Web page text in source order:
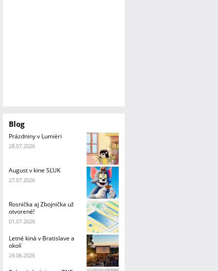
Blog
Prázdniny v Lumièri
28.07.2026
August v kine SĽUK
27.07.2026
Rosnička aj Zbojnička už
otvorené!
01.07.2026
Letné kiná v Bratislave a
okolí
24.06.2026